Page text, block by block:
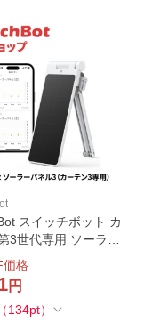
スイッチボット カ
3世代専用 ソーラー
スマートホーム-太陽
陽光で充電 ソーラ
付簡単 ケーブル不
価格
円
（134pt）